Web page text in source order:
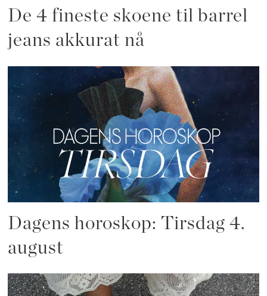
De 4 fineste skoene til barrel
jeans akkurat nå
Dagens horoskop: Tirsdag 4.
august